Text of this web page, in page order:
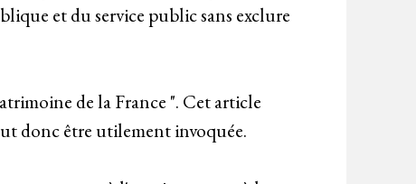
et du service public sans exclure
de la France ". Cet article
donc être utilement invoquée.